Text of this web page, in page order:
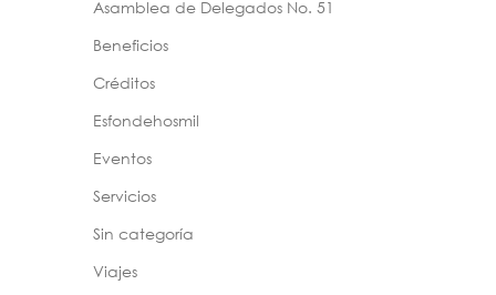
Asamblea de Delegados No. 51
Beneficios
Créditos
Esfondehosmil
Eventos
Servicios
Sin categoría
Viajes